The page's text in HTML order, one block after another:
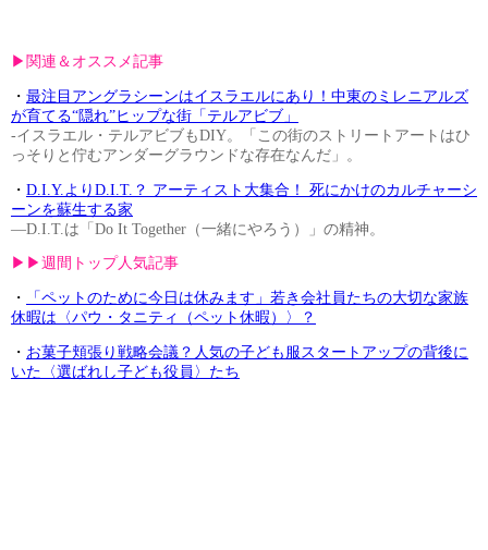
▶︎関連＆オススメ記事
・ 最注目アングラシーンはイスラエルにあり！中東のミレニアルズ
が育てる“隠れ”ヒップな街「テルアビブ」
-イスラエル・テルアビブもDIY。「この街のストリートアートはひ
っそりと佇むアンダーグラウンドな存在なんだ」。
・ D.I.Y.よりD.I.T.？ アーティスト大集合！ 死にかけのカルチャーシ
ーンを蘇生する家
—D.I.T.は「Do It Together（一緒にやろう）」の精神。
▶︎▶︎週間トップ人気記事
・
「ペットのために今日は休みます」若き会社員たちの大切な家族
休暇は〈パウ・タニティ（ペット休暇）〉？
・ お菓子頬張り戦略会議？人気の子ども服スタートアップの背後に
いた〈選ばれし子ども役員〉たち